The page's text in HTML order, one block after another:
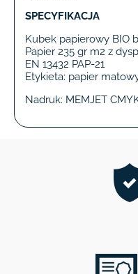
SPECYFIKACJA
Kubek papierowy BIO
Papier 235 gr m2 z
EN 13432 PAP-21
Etykieta: papier
Nadruk: MEMJET